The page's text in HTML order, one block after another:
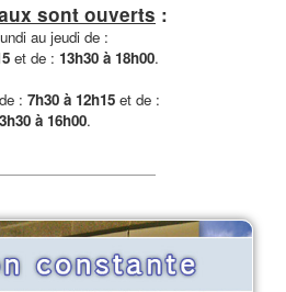
sont ouverts :
au jeudi de :
et de : 13h30 à 18h00.
: 7h30 à 12h15 et de :
à 16h00.